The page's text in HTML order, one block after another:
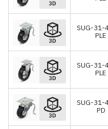
SUG-31-
PLE
SUG-31-
PLE
SUG-31-
PD